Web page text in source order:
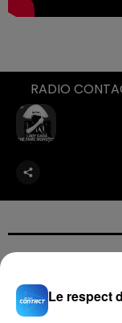
FIL D'ACTU
Le respect